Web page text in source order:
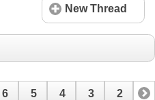
New Thread
1
2
3
4
5
6